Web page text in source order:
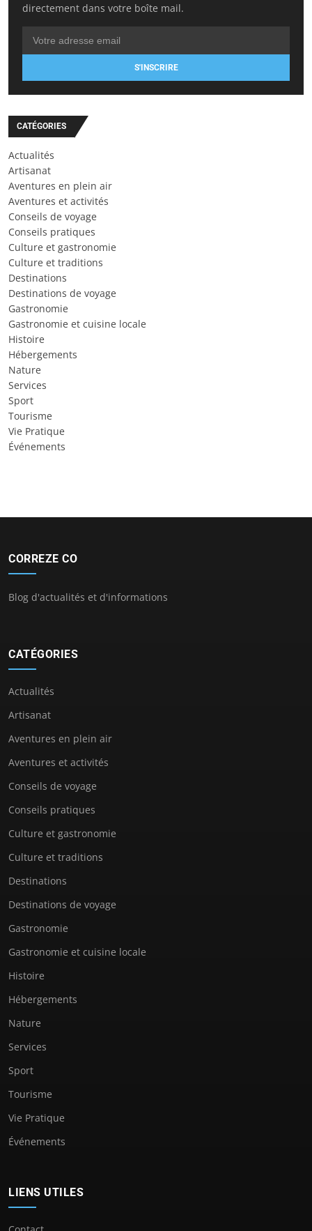
directement dans votre boîte mail.
S'INSCRIRE
CATÉGORIES
Actualités
Artisanat
Aventures en plein air
Aventures et activités
Conseils de voyage
Conseils pratiques
Culture et gastronomie
Culture et traditions
Destinations
Destinations de voyage
Gastronomie
Gastronomie et cuisine locale
Histoire
Hébergements
Nature
Services
Sport
Tourisme
Vie Pratique
Événements
CORREZE CO
Blog d'actualités et d'informations
CATÉGORIES
Actualités
Artisanat
Aventures en plein air
Aventures et activités
Conseils de voyage
Conseils pratiques
Culture et gastronomie
Culture et traditions
Destinations
Destinations de voyage
Gastronomie
Gastronomie et cuisine locale
Histoire
Hébergements
Nature
Services
Sport
Tourisme
Vie Pratique
Événements
LIENS UTILES